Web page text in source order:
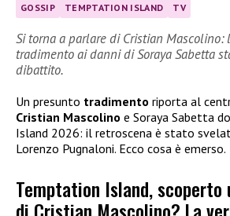
GOSSIP TEMPTATION ISLAND TV
Si torna a parlare di Cristian Mascolino:
tradimento ai danni di Soraya Sabetta
dibattito.
Un presunto tradimento riporta al
Cristian Mascolino e Soraya Sabetta
Island 2026: il retroscena è stato
Lorenzo Pugnaloni. Ecco cosa è emerso.
Temptation Island,